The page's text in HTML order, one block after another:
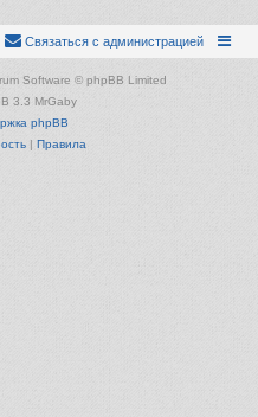
Связаться с администрацией
Software © phpBB Limited
3.3 MrGaby
phpBB
| Правила